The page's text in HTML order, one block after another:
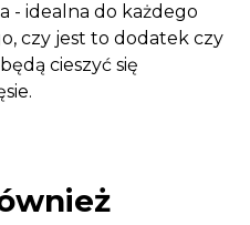
- idealna do każdego
czy jest to dodatek czy
cieszyć się